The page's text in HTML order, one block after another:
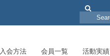
Search
for:
入会方法 会員一覧 活動実績